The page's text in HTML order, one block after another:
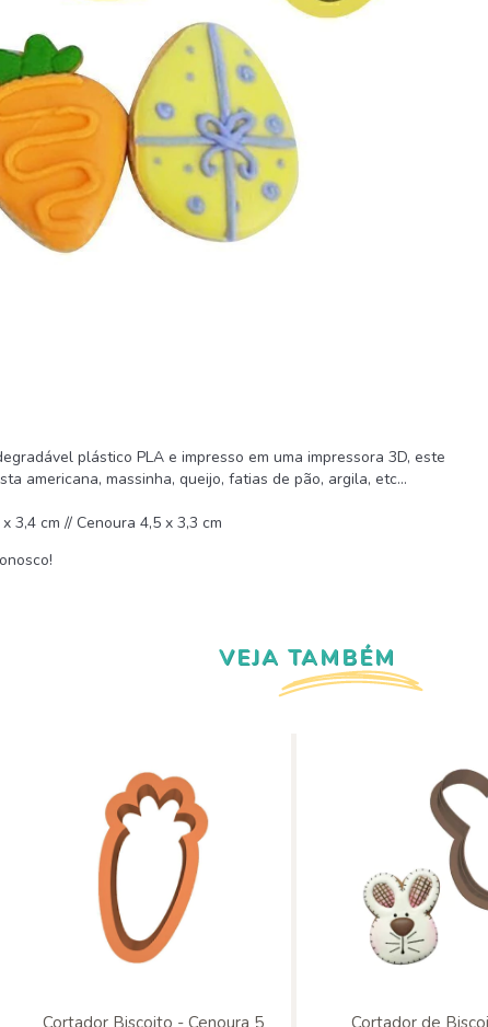
plástico PLA e impresso em uma impressora 3D, este
americana, massinha, queijo, fatias de pão, argila, etc...
3,4 cm // Cenoura 4,5 x 3,3 cm
VEJA TAMBÉM
Cortador Biscoito - Cenoura 5
Cortador de